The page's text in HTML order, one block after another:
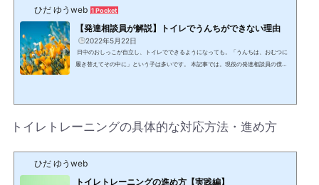
ひだ ゆうweb 1 Pocket
【発達相談員が解説】トイレでうんちができない理由
2022年5月22日
日中のおしっこが自立し、トイレでできるようになっても。「うんちは、おむつに
履き替えてその中に」という子は多いです。 本記事では。現役の発達相談員の僕
た。トイレトレーニングに関する相談は...
トイレトレーニングの具体的な対応方法・進め方
ひだ ゆうweb
トイレトレーニングの進め方【実践編】